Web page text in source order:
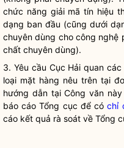
chức năng giải mã tín hiệu
dạng ban đầu (cũng dưới
chuyên dùng cho công nghệ
chất chuyên dùng).
3. Yêu cầu Cục Hải quan các
loại mặt hàng nêu trên tại
hướng dẫn tại Công văn
báo cáo Tổng cục để cóchỉ
cáo kết quả rà soát về Tổng